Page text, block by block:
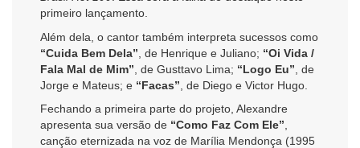
primeiro lançamento.
Além dela, o cantor também interpreta sucessos como
“Cuida Bem Dela” , de Henrique e Juliano; “Oi Vida /
Fala Mal de Mim” , de Gusttavo Lima; “Logo Eu” , de
Jorge e Mateus; e “Facas” , de Diego e Victor Hugo.
Fechando a primeira parte do projeto, Alexandre
apresenta sua versão de “Como Faz Com Ele”
canção eternizada na voz de Marília Mendonça (1995